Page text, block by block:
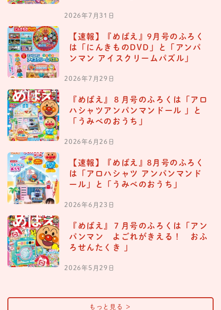
2026年7月31日
【速報】『めばえ』9月号のふろく
は「にんきものDVD」と「アンパ
ンマン アイスクリームパズル」
2026年7月29日
『めばえ』８月号のふろくは「アロ
ハシャツアンパンマンドール 」と
「うみべのおうち」
2026年6月26日
【速報】『めばえ』8月号のふろく
は「アロハシャツ アンパンマンド
ール」と「うみべのおうち」
2026年6月23日
『めばえ』７月号のふろくは「アン
パンマン よごれがきえる！ おふ
ろせんたくき 」
2026年5月29日
もっと見る ＞